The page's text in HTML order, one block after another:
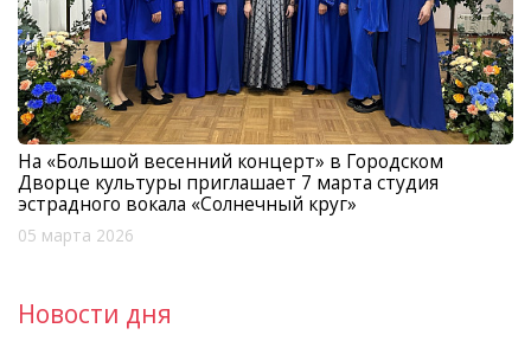
На «Большой весенний концерт» в Городском
Дворце культуры приглашает 7 марта студия
эстрадного вокала «Солнечный круг»
05 марта 2026
Новости дня